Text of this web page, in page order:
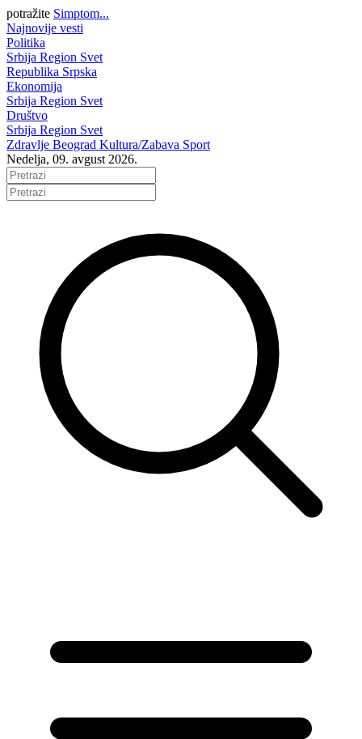
potražite Simptom...
Najnovije vesti
Politika
Srbija Region Svet
Republika Srpska
Ekonomija
Srbija Region Svet
Društvo
Srbija Region Svet
Zdravlje Beograd Kultura/Zabava Sport
Nedelja, 09. avgust 2026.